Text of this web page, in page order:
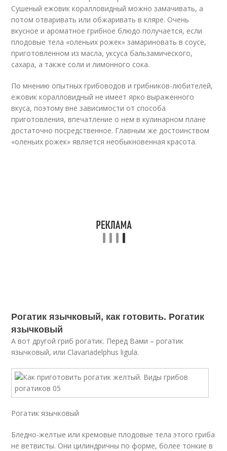
Сушеный ежовик коралловидный можно замачивать, а
потом отваривать или обжаривать в кляре. Очень
вкусное и ароматное грибное блюдо получается, если
плодовые тела «оленьих рожек» замариновать в соусе,
приготовленном из масла, уксуса бальзамического,
сахара, а также соли и лимонного сока.
По мнению опытных грибоводов и грибников-любителей,
ежовик коралловидный не имеет ярко выраженного
вкуса, поэтому вне зависимости от способа
приготовления, впечатление о нем в кулинарном плане
достаточно посредственное. Главным же достоинством
«оленьих рожек» является необыкновенная красота.
Рогатик язычковый, как готовить. Рогатик
язычковый
А вот другой гриб рогатик. Перед Вами – рогатик
язычковый, или Clavariadelphus ligula.
Рогатик язычковый
Бледно-желтые или кремовые плодовые тела этого гриба
не ветвисты. Они цилиндричны по форме, более тонкие в